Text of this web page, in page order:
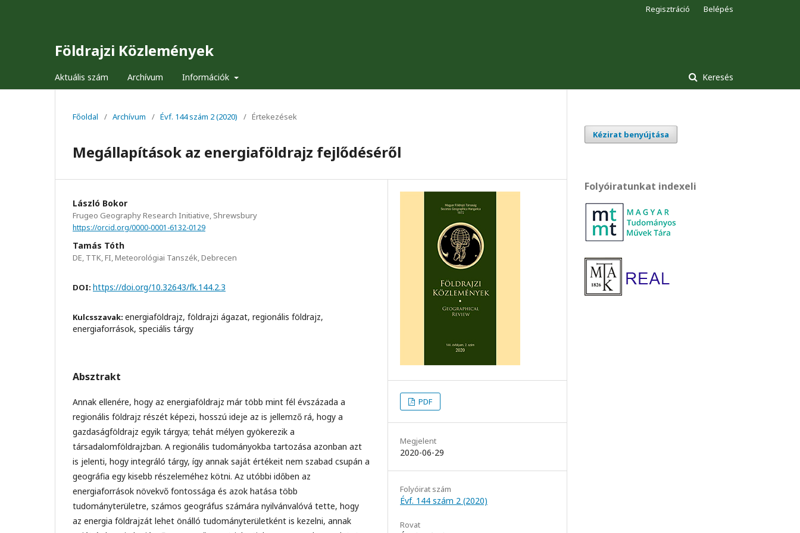
Földrajzi Közlemények
Aktuális szám Archívum Információk Keresés
Regisztráció Belépés
Főoldal / Archívum / Évf. 144 szám 2 (2020) / Értekezések
Megállapítások az energiaföldrajz fejlődéséről
László Bokor
Frugeo Geography Research Initiative, Shrewsbury
https://orcid.org/0000-0001-6132-0129
Tamás Tóth
DE, TTK, FI, Meteorológiai Tanszék, Debrecen
DOI: https://doi.org/10.32643/fk.144.2.3
Kulcsszavak: energiaföldrajz, földrajzi ágazat, regionális földrajz,
energiaforrások, speciális tárgy
Absztrakt
Annak ellenére, hogy az energiaföldrajz már több mint fél évszázada a
regionális földrajz részét képezi, hosszú ideje az is jellemző rá, hogy a
gazdaságföldrajz egyik tárgya; tehát mélyen gyökerezik a
társadalomföldrajzban. A regionális tudományokba tartozása azonban azt
is jelenti, hogy integráló tárgy, így annak saját értékeit nem szabad csupán a
geográfia egy kisebb részeleméhez kötni. Az utóbbi időben az
energiaforrások növekvő fontossága és azok hatása több
tudományterületre, számos geográfus számára nyilvánvalóvá tette, hogy
az energia földrajzát lehet önálló tudományterületként is kezelni, annak
PDF
Megjelent
2020-06-29
Folyóirat szám
Évf. 144 szám 2 (2020)
Rovat
Kézirat benyújtása
Folyóiratunkat indexeli